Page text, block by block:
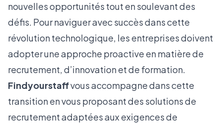
nouvelles opportunités tout en soulevant des
défis. Pour naviguer avec succès dans cette
révolution technologique, les entreprises doivent
adopter une approche proactive en matière de
recrutement, d’innovation et de formation.
Findyourstaffvous accompagne dans cette
transition en vous proposant des solutions de
recrutement adaptées aux exigences de